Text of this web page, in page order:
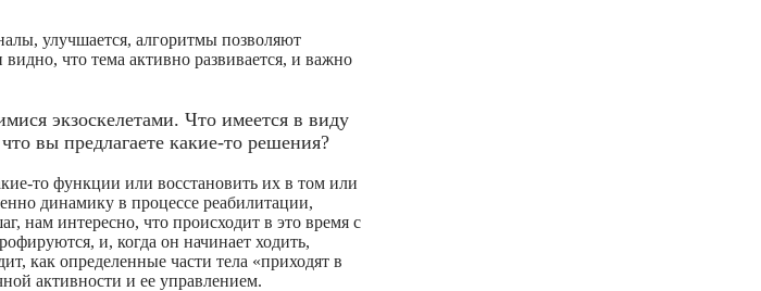
улучшается, алгоритмы позволяют
что тема активно развивается, и важно
экзоскелетами. Что имеется в виду
вы предлагаете какие-то решения?
то функции или восстановить их в том или
динамику в процессе реабилитации,
нам интересно, что происходит в это время с
и, когда он начинает ходить,
как определенные части тела «приходят в
активности и ее управлением.